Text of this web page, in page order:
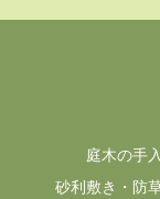
庭木の手
砂利敷き・防